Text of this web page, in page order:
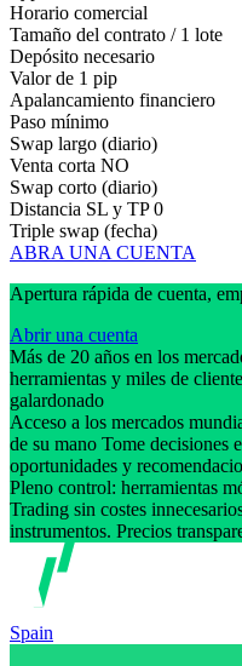
Horario comercial
Tamaño del contrato / 1 lote
Depósito necesario
Valor de 1 pip
Apalancamiento financiero
Paso mínimo
Swap largo (diario)
Venta corta NO
Swap corto (diario)
Distancia SL y TP 0
Triple swap (fecha)
ABRA UNA CUENTA
Apertura rápida de cuenta,
Abrir una cuenta
Más de 20 años en los
herramientas y miles de
galardonado
Acceso a los mercados
de su mano Tome decisiones
oportunidades y
Pleno control: herramientas
Trading sin costes
instrumentos. Precios
Spain